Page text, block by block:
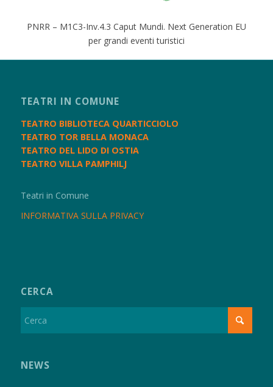
PNRR – M1C3-Inv.4.3 Caput Mundi. Next Generation EU
per grandi eventi turistici
TEATRI IN COMUNE
TEATRO BIBLIOTECA QUARTICCIOLO
TEATRO TOR BELLA MONACA
TEATRO DEL LIDO DI OSTIA
TEATRO VILLA PAMPHILJ
Teatri in Comune
INFORMATIVA SULLA PRIVACY
CERCA
NEWS